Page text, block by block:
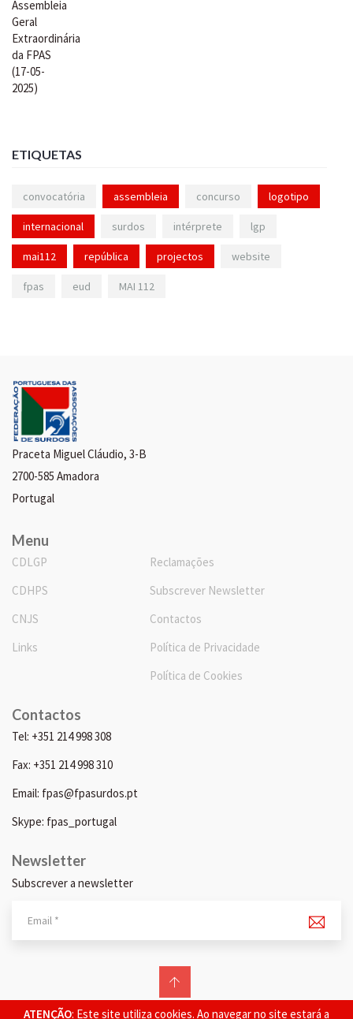
ATENÇÃO: Este site utiliza cookies. Ao navegar no site estará a
ETIQUETAS
convocatória assembleia concurso logotipo
internacional surdos intérprete lgp
mai112 república projectos website
fpas eud MAI 112
Praceta Miguel Cláudio, 3-B
2700-585 Amadora
Portugal
Menu
CDLGP
CDHPS
CNJS
Links
Reclamações
Subscrever Newsletter
Contactos
Política de Privacidade
Política de Cookies
Contactos
Tel: +351 214 998 308
Fax: +351 214 998 310
Email: fpas@fpasurdos.pt
Skype: fpas_portugal
Newsletter
Subscrever a newsletter
© 2026 FPAS. Todos os direitos reservados.